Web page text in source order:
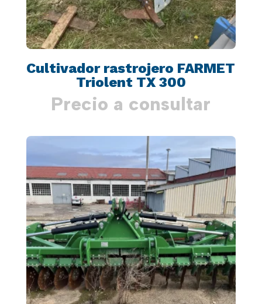
Cultivador rastrojero FARMET
Triolent TX 300
Precio a consultar